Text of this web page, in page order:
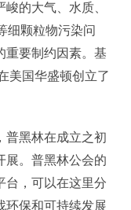
的大气、水质、
细颗粒物污染问
重要制约因素。基
美国华盛顿创立了
普黑林在成立之初
展。普黑林公会的
台，可以在这里分
环保和可持续发展